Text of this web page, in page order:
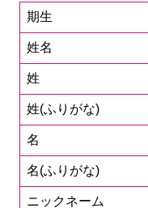
期生
姓名
姓
姓(ふりがな)
名
名(ふりがな)
ニックネーム